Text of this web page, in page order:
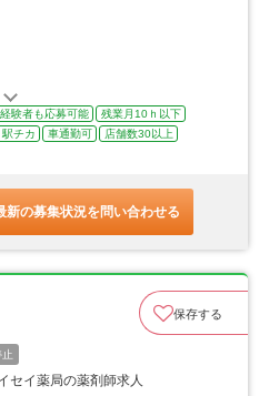
験者も応募可能
残業月10ｈ以下
駅チカ 車通勤可
店舗数30以上
新の募集状況を問い合わせる
保存する
イ薬局の薬剤師求人